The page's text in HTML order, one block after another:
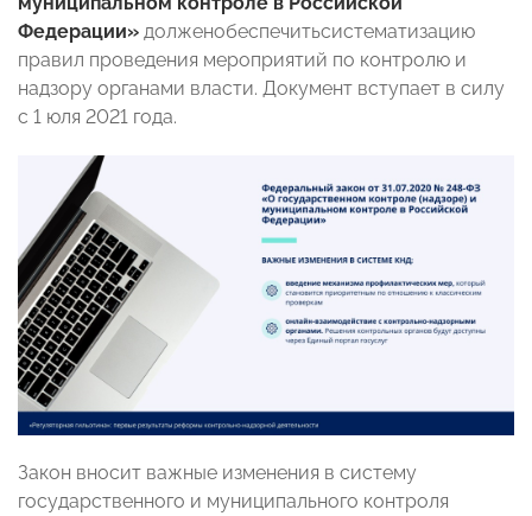
Федерации» долженобеспечитьсистематизацию
правил проведения мероприятий по контролю и
надзору органами власти. Документ вступает в силу
с 1 юля 2021 года.
Закон вносит важные изменения в систему
государственного и муниципального контроля